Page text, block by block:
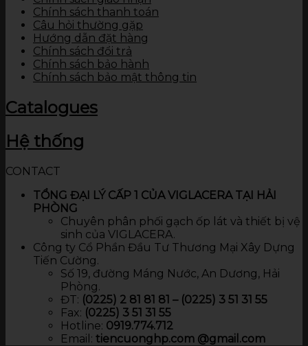
Chính sách thanh toán
Câu hỏi thường gặp
Hướng dẫn đặt hàng
Chính sách đổi trả
Chính sách bảo hành
Chính sách bảo mật thông tin
Catalogues
Hệ thống
CONTACT
TỔNG ĐẠI LÝ CẤP 1 CỦA VIGLACERA TẠI HẢI
PHÒNG
Chuyên phân phối gạch ốp lát và thiết bị vệ
sinh của VIGLACERA.
Công ty Cổ Phần Đầu Tư Thương Mại Xây Dựng
Tiến Cường.
Số 19, đường Máng Nước, An Dương, Hải
Phòng.
ĐT: (0225) 2 81 81 81 – (0225) 3 51 31 55
Fax: (0225) 3 51 31 55
Hotline: 0919.774.712​
Email: tiencuonghp.com @gmail.com